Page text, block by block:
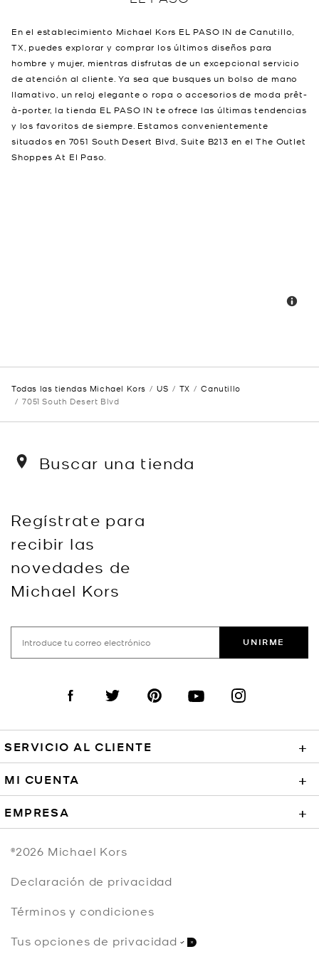
En el establecimiento Michael Kors EL PASO IN de Canutillo,
TX, puedes explorar y comprar los últimos diseños para
hombre y mujer, mientras disfrutas de un excepcional servicio
de atención al cliente. Ya sea que busques un bolso de mano
llamativo, un reloj elegante o ropa o accesorios de moda prêt-
à-porter, la tienda EL PASO IN te ofrece las últimas tendencias
y los favoritos de siempre. Estamos convenientemente
situados en 7051 South Desert Blvd, Suite B213 en el The Outlet
Shoppes At El Paso.
Todas las tiendas Michael Kors US TX
Canutillo
7051 South Desert Blvd
Buscar una tienda
Regístrate para
recibir las
novedades de
Michael Kors
UNIRME
Visit us on Facebook
Visit us on TwitterVisit us on PinterestVisit us on YouTube
Visit us on
SERVICIO AL CLIENTE +
MI CUENTA +
EMPRESA +
©2026 Michael Kors
Declaración de privacidad
Términos y condiciones
Tus opciones de privacidad